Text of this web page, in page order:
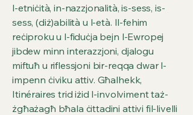
l-etniċità, in-nazzjonalità, is-sess, is-
sess, (diż)abilità u l-età. Il-fehim
reċiproku u l-fiduċja bejn l-Ewropej
jibdew minn interazzjoni, djalogu
miftuħ u riflessjoni bir-reqqa dwar l-
impenn ċiviku attiv. Għalhekk,
Itinéraires trid iżid l-involviment taż-
żgħażagħ bħala ċittadini attivi fil-livelli